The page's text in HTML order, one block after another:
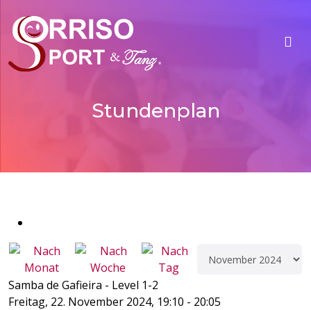
Stundenplan
Samba de Gafieira - Level 1-2
Freitag, 22. November 2024, 19:10 - 20:05